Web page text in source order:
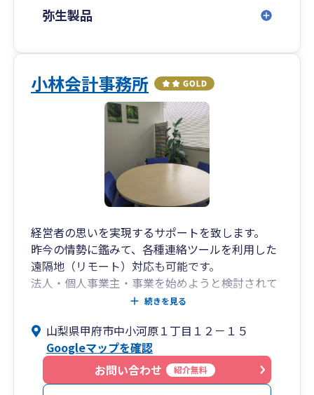
弥生製品
小林会計事務所
経営者の思いを実現するサポートを致します。
昨今の情勢に鑑みて、各種連絡ツールを利用した
遠隔地（リモート）対応も可能です。
法人・個人事業主・事業を始めようと検討されて
いる方に対して、事業計画・税務相談から法人化
幅広くサービス提供しています。
実績の伴う専門力と蓄積されたノウハウ・広いネ
ットワークで、中小企業の経営を総合的にサポー
トします。
続きを見る
山梨県甲府市中小河原１丁目１２－１５
Googleマップを確認
お問い合わせ
紹介無料